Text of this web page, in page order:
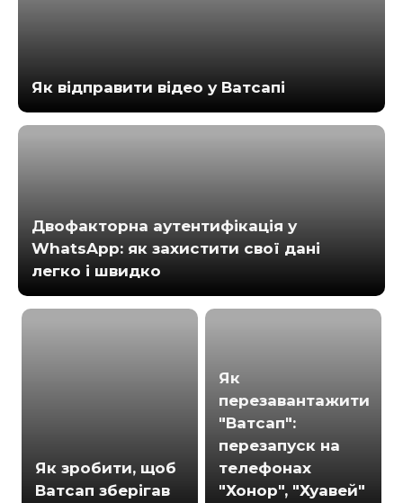
Як відправити відео у Ватсапі
Двофакторна аутентифікація у
WhatsApp: як захистити свої дані
легко і швидко
Як зробити, щоб
Ватсап зберігав
Як
перезавантажити
"Ватсап":
перезапуск на
телефонах
"Хонор", "Хуавей"